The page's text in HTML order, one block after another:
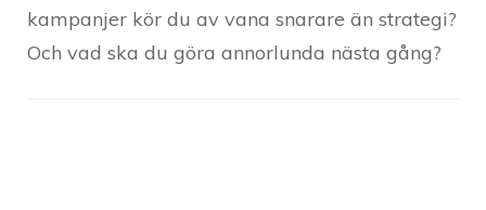
kampanjer kör du av vana snarare än strategi?
Och vad ska du göra annorlunda nästa gång?